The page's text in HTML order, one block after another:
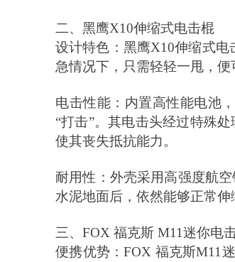
二、黑鹰X10伸缩式电击棍
设计特色：黑鹰X10伸缩式电
急情况下，只需轻轻一甩，
电击性能：内置高性能电池
“打击”。其电击头经过特殊
使其丧失抵抗能力。
耐用性：外壳采用高强度航
水泥地面后，依然能够正常
三、 FOX 福克斯 M11迷你电
便携优势：FOX 福克斯M11